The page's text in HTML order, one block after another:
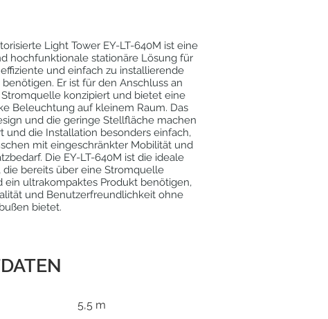
Light Tower EY-LT-640M ist eine
hochfunktionale stationäre Lösung für
und einfach zu installierende
Er ist für den Anschluss an
konzipiert und bietet eine
Beleuchtung auf kleinem Raum. Das
und die geringe Stellfläche machen
und die Installation besonders einfach,
mit eingeschränkter Mobilität und
Die EY-LT-640M ist die ideale
die bereits über eine Stromquelle
ein ultrakompaktes Produkt benötigen,
und Benutzerfreundlichkeit ohne
bietet.
5,5 m